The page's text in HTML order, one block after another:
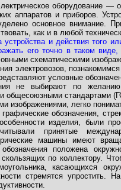
оборудование
аппаратов и приборов.
основное внимание.
как и в любой
и действия того
его точно в таком виде,
схематическими
электровозов,
условные
не выбирают по
общесоюзными стандартами
изображениями, легко
обозначения,
изделия, были
принятые
машины имеют
положена
по коллектору.
касающихся
стремятся упростить.